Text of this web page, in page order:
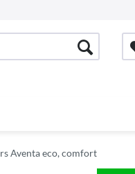
Aventa eco, comfort